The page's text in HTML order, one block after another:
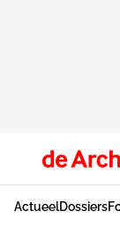
ActueelDossiers